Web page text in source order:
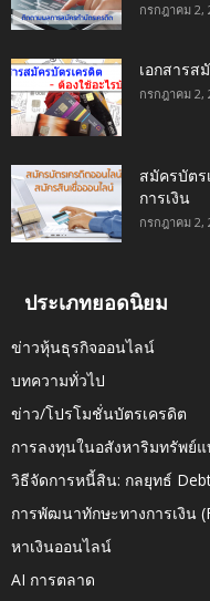
กรกฎาคม 2,
เอกสารส
กรกฎาคม 2,
สมัครบัตร
การเงิน
กรกฎาคม 2,
ประเภทยอดนิยม
ข่าวหุ้นธุรกิจออนไลน์
บทความทั่วไป
ข่าว/โปรโมชั่นบัตรเครดิต
การลงทุนในอสังหาริมทรัพย์
วิธีจัดการหนี้สิน: กลยุทธ์
การพัฒนาทักษะทางการเงิน
หาเงินออนไลน์
AI การตลาด